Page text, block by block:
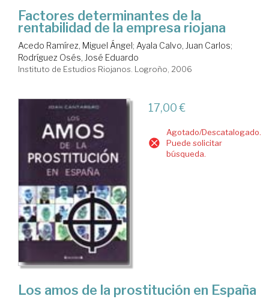
Factores determinantes de la
rentabilidad de la empresa riojana
Acedo Ramírez, Miguel Ángel ; Ayala Calvo, Juan Carlos;
Rodríguez Osés, José Eduardo
Instituto de Estudios Riojanos. Logroño, 2006
17,00 €
Agotado/Descatalogado.
Puede solicitar
búsqueda.
Los amos de la prostitución en España